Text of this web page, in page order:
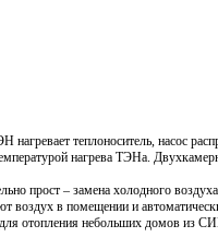
теплоноситель, насос
нагрева ТЭНа.
прост – замена холодного
воздух в помещении и
отопления небольших домов из